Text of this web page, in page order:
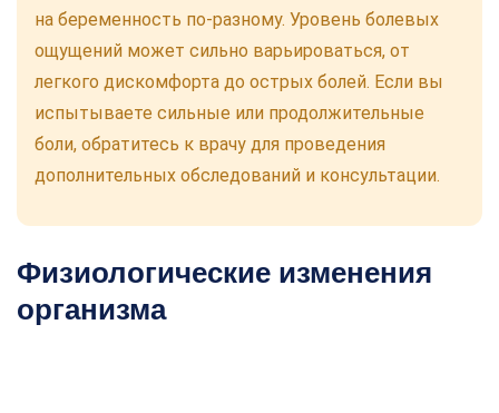
на беременность по-разному. Уровень болевых
ощущений может сильно варьироваться, от
легкого дискомфорта до острых болей. Если вы
испытываете сильные или продолжительные
боли, обратитесь к врачу для проведения
дополнительных обследований и консультации.
Физиологические изменения
организма